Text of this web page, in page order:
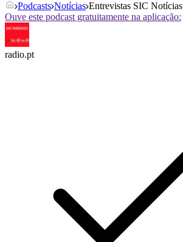
Podcasts Notícias Entrevistas SIC Notícias
Ouve este podcast gratuitamente na aplicação:
radio.pt